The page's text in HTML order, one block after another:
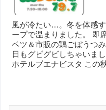
風が冷たい…。冬を体感
ープで温まりました。 即
ベツ＆市販の鶏ごぼうつ
日もグビグビしちゃいま
ホテルブエナビスタ この